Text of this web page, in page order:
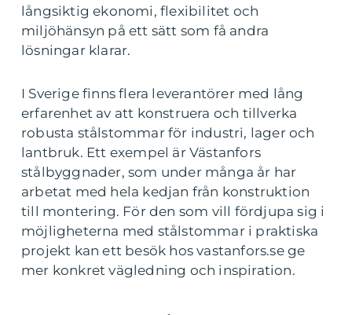
långsiktig ekonomi, flexibilitet och
miljöhänsyn på ett sätt som få andra
lösningar klarar.
I Sverige finns flera leverantörer med lång
erfarenhet av att konstruera och tillverka
robusta stålstommar för industri, lager och
lantbruk. Ett exempel är Västanfors
stålbyggnader, som under många år har
arbetat med hela kedjan från konstruktion
till montering. För den som vill fördjupa sig i
möjligheterna med stålstommar i praktiska
projekt kan ett besök hos vastanfors.se ge
mer konkret vägledning och inspiration.